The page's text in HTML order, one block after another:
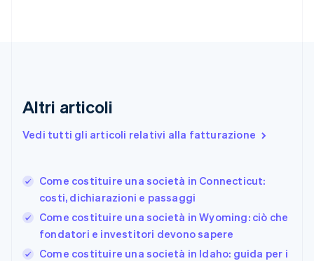
Altri articoli
Vedi tutti gli articoli relativi alla fatturazione
Come costituire una società in Connecticut:
costi, dichiarazioni e passaggi
Come costituire una società in Wyoming: ciò che
fondatori e investitori devono sapere
Come costituire una società in Idaho: guida per i
EnglishSvenska
FrançaisEnglish
Giappone
日本語 English
English
Grecia
English